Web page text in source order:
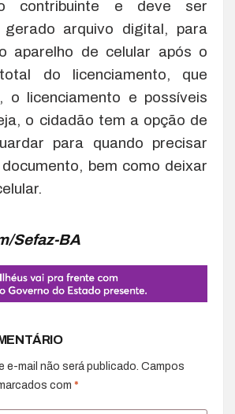
contribuinte e deve ser
gerado arquivo digital, para
aparelho de celular após o
do licenciamento, que
o licenciamento e possíveis
o cidadão tem a opção de
para quando precisar
bem como deixar
Sefaz-BA
e-mail não será publicado. Campos
com *